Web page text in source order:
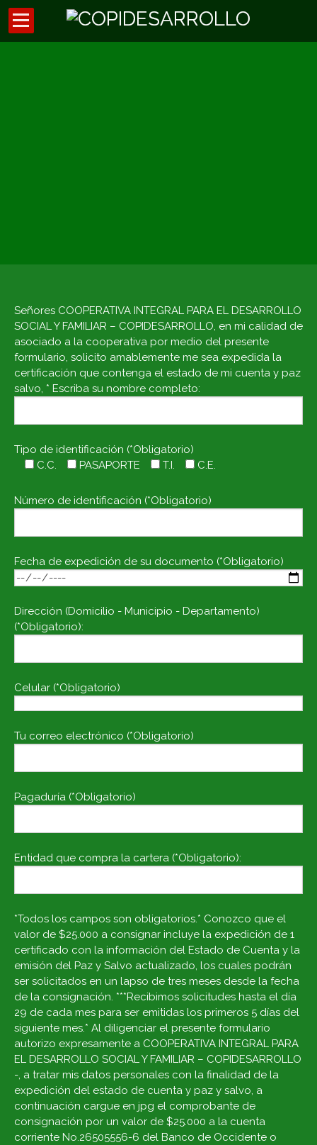
Señores COOPERATIVA INTEGRAL PARA EL DESARROLLO
SOCIAL Y FAMILIAR – COPIDESARROLLO, en mi calidad de
asociado a la cooperativa por medio del presente
formulario, solicito amablemente me sea expedida la
certificación que contenga el estado de mi cuenta y paz
salvo, * Escriba su nombre completo:
Tipo de identificación (*Obligatorio)
C.C.
PASAPORTE T.I. C.E.
Número de identificación (*Obligatorio)
Fecha de expedición de su documento (*Obligatorio)
Dirección (Domicilio - Municipio - Departamento)
(*Obligatorio):
Celular (*Obligatorio)
Tu correo electrónico (*Obligatorio)
Pagaduría (*Obligatorio)
Entidad que compra la cartera (*Obligatorio):
*Todos los campos son obligatorios.* Conozco que el
valor de $25.000 a consignar incluye la expedición de 1
certificado con la información del Estado de Cuenta y la
emisión del Paz y Salvo actualizado, los cuales podrán
ser solicitados en un lapso de tres meses desde la fecha
de la consignación. ***Recibimos solicitudes hasta el día
29 de cada mes para ser emitidas los primeros 5 días del
siguiente mes.* Al diligenciar el presente formulario
autorizo expresamente a COOPERATIVA INTEGRAL PARA
EL DESARROLLO SOCIAL Y FAMILIAR – COPIDESARROLLO
-, a tratar mis datos personales con la finalidad de la
expedición del estado de cuenta y paz y salvo, a
continuación cargue en jpg el comprobante de
consignación por un valor de $25.000 a la cuenta
corriente No.26505556-6 del Banco de Occidente o